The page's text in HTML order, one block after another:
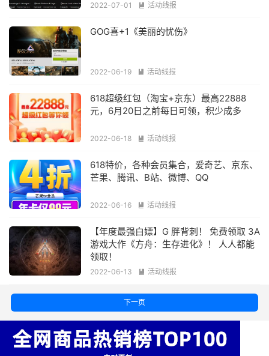
2022-07-01  活动线报
GOG喜+1《美丽的忧伤》
2022-06-19  活动线报
618超级红包（淘宝+京东）最高22888
元，6月20日之前每日可领，积少成多
2022-06-18  活动线报
618特价，各种会员集合，爱奇艺、京东、
芒果、腾讯、B站、微博、QQ
2022-06-16  活动线报
【年度最强白嫖】G 胖背刺！ 免费领取 3A
游戏大作《方舟：生存进化》！ 人人都能
领取！
2022-06-13  活动线报
下一页